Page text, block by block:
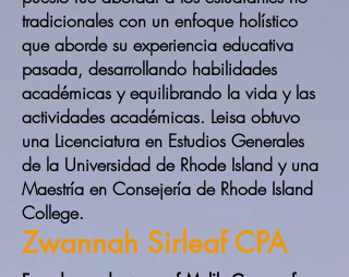
tradicionales con un enfoque holístico
que aborde su experiencia educativa
pasada, desarrollando habilidades
académicas y equilibrando la vida y las
actividades académicas. Leisa obtuvo
una Licenciatura en Estudios Generales
de la Universidad de Rhode Island y una
Maestría en Consejería de Rhode Island
College.
Zwannah Sirleaf CPA